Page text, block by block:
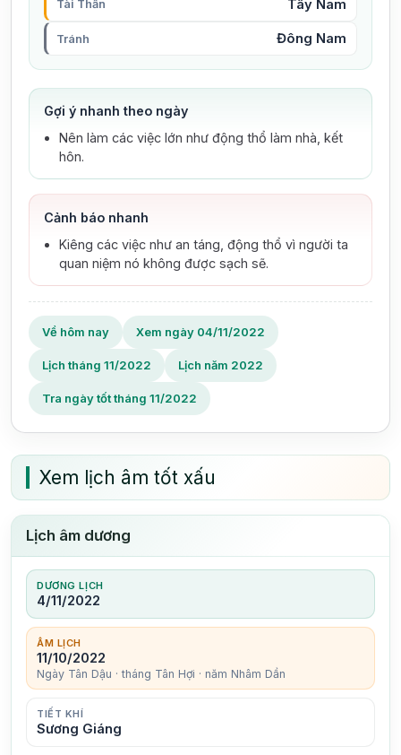
Tài Thần Tây Nam
Tránh Đông Nam
Gợi ý nhanh theo ngày
Nên làm các việc lớn như động thổ làm nhà, kết
hôn.
Cảnh báo nhanh
Kiêng các việc như an táng, động thổ vì người ta
quan niệm nó không được sạch sẽ.
Về hôm nay Xem ngày 04/11/2022
Lịch tháng 11/2022 Lịch năm 2022
Tra ngày tốt tháng 11/2022
Xem lịch âm tốt xấu
Lịch âm dương
DƯƠNG LỊCH
4/11/2022
ÂM LỊCH
11/10/2022
Ngày Tân Dậu · tháng Tân Hợi · năm Nhâm Dần
TIẾT KHÍ
Sương Giáng